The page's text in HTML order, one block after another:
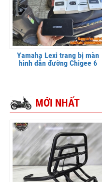
Yamaha Lexi trang bị màn
hình dẫn đường Chigee 6
MỚI NHẤT